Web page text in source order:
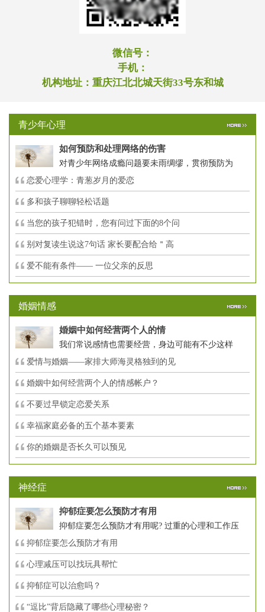
微信号：
手机：
机构地址： 重庆江北北城天街33号东和城
青少年心理
如何预防和处理网络的伤害
对青少年网络成瘾问题要未雨绸缪，贯彻预防为
恋爱心理学：青葱岁月的爱恋
多和孩子聊聊轻松话题
当您的孩子犯错时，您有问过下面的8个问
别对复读生说这7句话 家长要配合给＂高
爱不能有条件—— 一位父亲的反思
婚姻情感
婚姻中如何经营两个人的情
我们常说感情也需要经营，身边可能有不少这样
爱情与婚姻——家排大师海灵格独到的见
婚姻中如何经营两个人的情感帐户？
不要过早锁定恋爱关系
幸福家庭必备的五个基本要素
你的婚姻是否长久可以预见
神经症
抑郁症要怎么预防才有用
抑郁症要怎么预防才有用呢? 过重的心理和工作压
抑郁症要怎么预防才有用
心理减压可以找玩具帮忙
抑郁症可以治愈吗？
“逗比”背后隐藏了哪些心理秘密？